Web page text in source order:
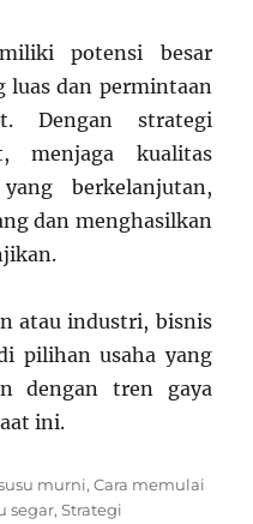
potensi besar
luas dan permintaan
Dengan strategi
menjaga kualitas
berkelanjutan,
dan menghasilkan
atau industri, bisnis
pilihan usaha yang
dengan tren gaya
ini.
murni,Cara memulai
segar,Strategi